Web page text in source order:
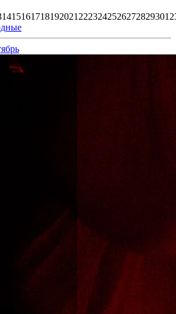
141516171819202122232425262728293012